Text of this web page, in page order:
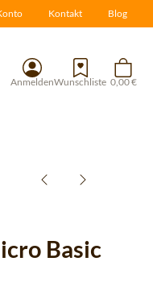
Kontakt Blog
AnmeldenWunschliste 0,00 €
Basic